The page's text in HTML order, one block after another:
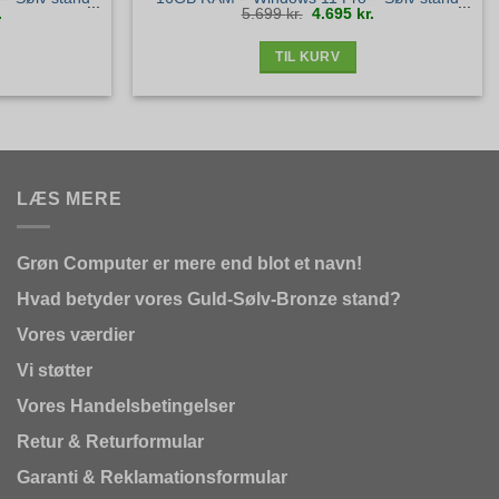
5.699kr. Den
oprindelige
pris
4.695 kr.aktuelle
pris
TIL KURV
LÆS MERE
Grøn Computer er mere end blot et navn!
Hvad betyder vores Guld-Sølv-Bronze stand?
Vores værdier
Vi støtter
Vores Handelsbetingelser
Retur & Returformular
Garanti & Reklamationsformular